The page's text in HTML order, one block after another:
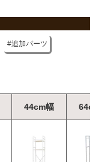
追加パーツ
44cm幅